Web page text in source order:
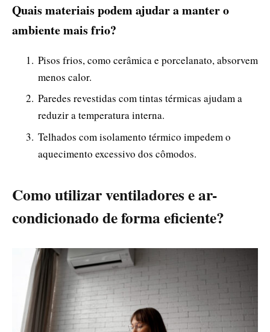
Quais materiais podem ajudar a manter o
ambiente mais frio?
Pisos frios, como cerâmica e porcelanato, absorvem
menos calor.
Paredes revestidas com tintas térmicas ajudam a
reduzir a temperatura interna.
Telhados com isolamento térmico impedem o
aquecimento excessivo dos cômodos.
Como utilizar ventiladores e ar-
condicionado de forma eficiente?